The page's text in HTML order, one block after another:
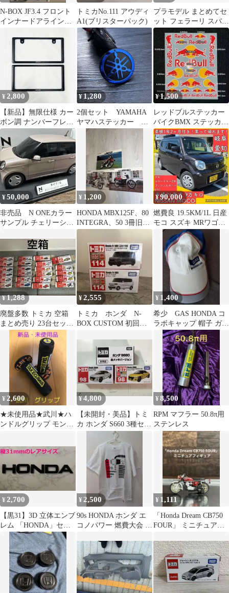
N-BOX JF3.4 フロント
インナードアラインガ
トミカNo.111 アウディ
A1(ブリスターパック)
プラモデル まとめてセ
ット フェラーリ スバル
マツダ ホンダ 名車 ス
ポーツカー パーツ 現状
品 【FJ0618】
¥2,800
【新品】無限仕様 カー
ボン調 ナンバーフレー
ム 2枚セット 【白・3】
¥1,280
2個セット YAMAHA
ヤマハステッカー バ
イクステッカー タン
クステッカー
¥1,500
レッドブルステッカー
バイクBMX ステッカー
デカール ヘルメット
ステッカー
¥50,000
非売品 N ONEカラー
サンプル チェリーシェ
¥ 1,200
HONDA MBX125F、80
INTEGRA、50 3冊旧車
カタログ
¥90,000
燃費良 19.5KM/1L 日産
モコ スズキ MRワゴン
軽自動車 岐阜 愛知
¥1,288
廃盤多数 トミカ 空箱
まとめ売り 23台セット
cx-5 コペン S660 等
¥2,555
トミカ ホンダ N-
BOX CUSTOM 初回特
¥ 1,400
希少 GAS HONDA コ
ラボキャップ 帽子 ガス
ホンダ
¥2,600
★未使用品★武川★ハ
ンドルグリップ モンキ
¥4,800
【未開封・美品】トミ
カ ホンダ S660 3種セッ
¥8,500
RPM マフラー 50.8π用
ステンレス
¥ 2,700
【黒31】3D 立体エンブ
レム 「HONDA」セッ
ト マットブラック
¥ 2,500
90s HONDA ホンダ エ
コノパワー 燃費大会 記
¥ 1,111
「Honda Dream CB750
FOUR」 ミニチュアフ